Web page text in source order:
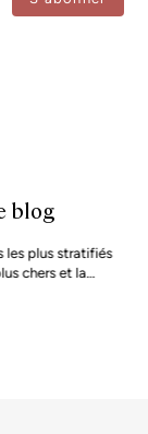
blog
les plus stratifiés
chers et la
les adresses les